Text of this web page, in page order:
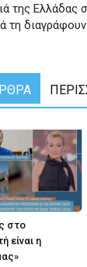
της Ελλάδας
τη διαγράφουν
στο
είναι η